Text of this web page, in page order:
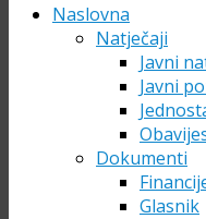
Skip Naslovna
Natječaji
Javni
Javni
Dokumenti
Glasnik